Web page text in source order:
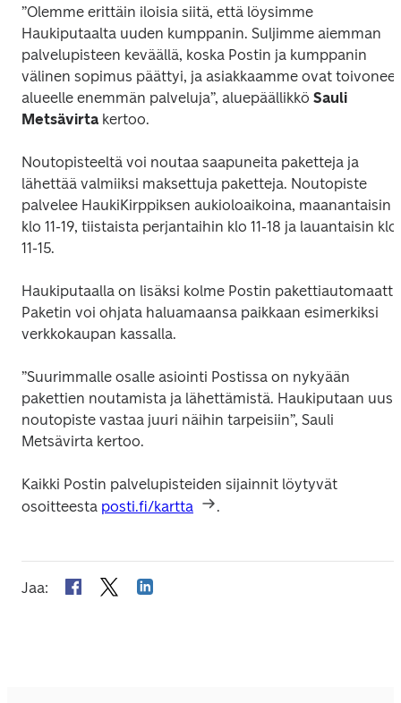
”Olemme erittäin iloisia siitä, että löysimme
Haukiputaalta uuden kumppanin. Suljimme aiemman
palvelupisteen keväällä, koska Postin ja kumppanin
välinen sopimus päättyi, ja asiakkaamme ovat toivoneet
alueelle enemmän palveluja”, aluepäällikkö Sauli
Metsävirta kertoo.
Noutopisteeltä voi noutaa saapuneita paketteja ja
lähettää valmiiksi maksettuja paketteja. Noutopiste
palvelee HaukiKirppiksen aukioloaikoina, maanantaisin
klo 11-19, tiistaista perjantaihin klo 11-18 ja lauantaisin klo
11-15.
Haukiputaalla on lisäksi kolme Postin
Paketin voi ohjata haluamaansa paikkaan esimerkiksi
verkkokaupan kassalla.
”Suurimmalle osalle asiointi Postissa on nykyään
pakettien noutamista ja lähettämistä. Haukiputaan uusi
noutopiste vastaa juuri näihin tarpeisiin”, Sauli
Metsävirta kertoo.
Kaikki Postin palvelupisteiden sijainnit löytyvät
osoitteesta posti.fi/kartta .
Jaa: